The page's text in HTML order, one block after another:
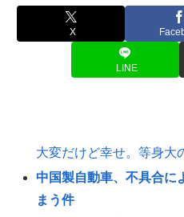
X
LINE
大変だけど幸せ。等身大
中国製自動車、不具合に
まう件